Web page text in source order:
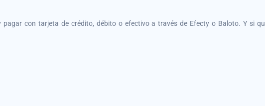
pagar con tarjeta de crédito, débito o efectivo a través de Efecty o Baloto. Y si